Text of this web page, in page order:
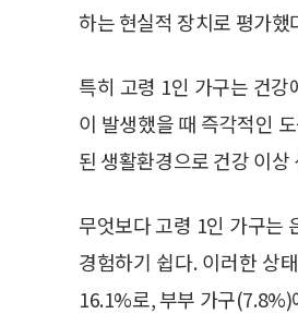
하는 현실적 장치로 평가했
특히 고령 1인 가구는 건
이 발생했을 때 즉각적인
된 생활환경으로 건강 이
무엇보다 고령 1인 가구는
경험하기 쉽다. 이러한 상
16.1%로, 부부 가구(7.8%)